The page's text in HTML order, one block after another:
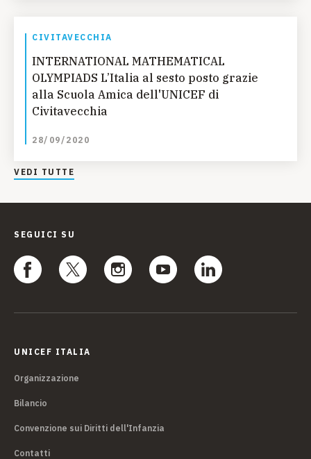
CIVITAVECCHIA
INTERNATIONAL MATHEMATICAL
OLYMPIADS L’Italia al sesto posto grazie
alla Scuola Amica dell'UNICEF di
Civitavecchia
28/09/2020
VEDI TUTTE
SEGUICI SU
UNICEF ITALIA
Organizzazione
Bilancio
Convenzione sui Diritti dell'Infanzia
Contatti